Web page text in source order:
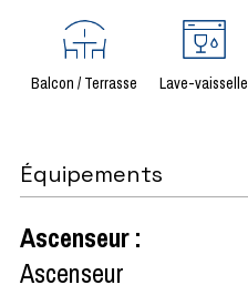
Balcon / Terrasse Lave-vaisselle
Équipements
Ascenseur:
Ascenseur